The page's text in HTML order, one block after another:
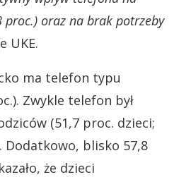
proc.) oraz na brak potrzeby
UKE.
ma telefon typu
Zwykle telefon był
(51,7 proc. dzieci;
Dodatkowo, blisko 57,8
że dzieci